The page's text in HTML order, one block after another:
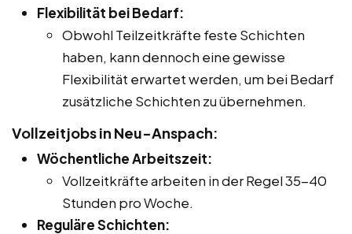
Flexibilität bei Bedarf:
Obwohl Teilzeitkräfte feste Schichten
haben, kann dennoch eine gewisse
Flexibilität erwartet werden, um bei Bedarf
zusätzliche Schichten zu übernehmen.
Vollzeitjobs in Neu-Anspach:
Wöchentliche Arbeitszeit:
Vollzeitkräfte arbeiten in der Regel 35-40
Stunden pro Woche.
Reguläre Schichten: